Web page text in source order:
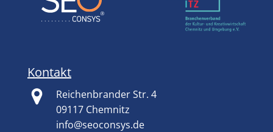
Kontakt
Reichenbrander Str. 4
09117 Chemnitz
info@seoconsys.de